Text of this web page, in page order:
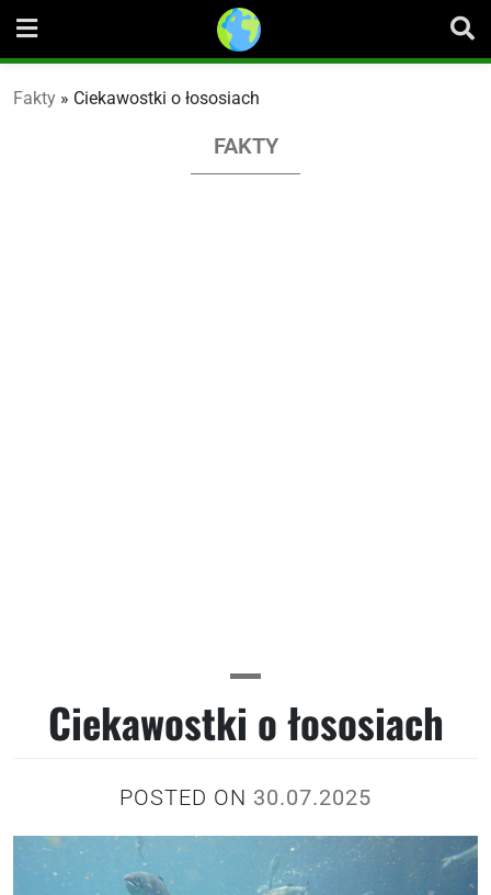
content
Fakty » Ciekawostki o łososiach
FAKTY
Ciekawostki o łososiach
POSTED ON 30.07.2025